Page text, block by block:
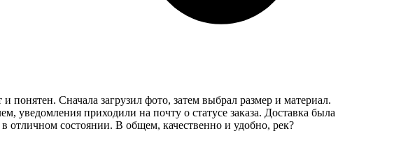
Сначала загрузил фото, затем выбрал размер и материал.
уведомления приходили на почту о статусе заказа. Доставка была
отличном состоянии. В общем, качественно и удобно, рек?